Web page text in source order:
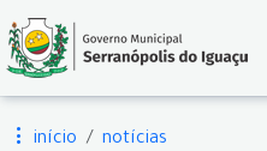
início notícias